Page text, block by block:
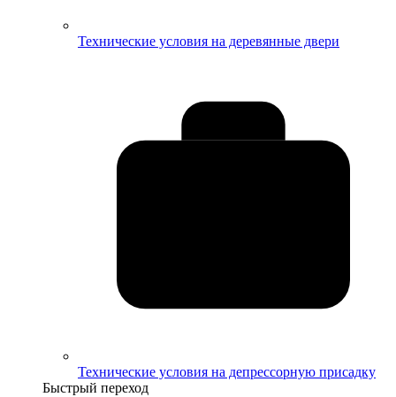
Технические условия на деревянные двери
Технические условия на депрессорную присадку
Быстрый переход